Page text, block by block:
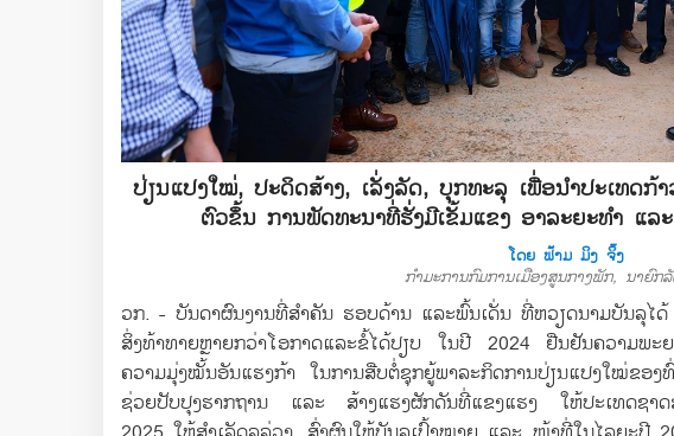
ປ່ຽນແປງໃໝ່, ປະດິດສ້າງ, ເລັ່ງລັດ, ບຸກທະລຸ ເພື່ອນຳປະເທດ
ຕົວຂຶ້ນ ການພັດທະນາທີ່ຮັ່ງມີເຂັ້ມແຂງ ອາລະຍະທຳ ແລະ
ໂດຍ ຟ້້າມ ມິງ ຈິ໊ງ
ກຳມະການກົມການເມືອງສູນກາງພັກ, ນາຍົກ
ວກ. - ບັນດາຜົນງານທີ່ສຳຄັນ ຮອບດ້ານ ແລະພົ້ນເດັ່ນ ທີ່ຫວຽດນາມບັນລຸໄ
ສິ່ງທ້າທາຍຫຼາຍກວ່າໂອກາດແລະຂໍ້ໄດ້ປຽບ ໃນປີ 2024 ຢືນຢັນຄວາມພະ
ຄວາມມຸ່ງໝັ້ນອັນແຮງກ້າ ໃນການສືບຕໍ່ຊຸກຍູ້ພາລະກິດການປ່ຽນແປງໃໝ່ຂ
ຊ່ວຍປັບປຸງຮາກຖານ ແລະ ສ້າງແຮງຜັກດັນທີ່ແຂງແຮງ ໃຫ້ປະເທດຊາດ